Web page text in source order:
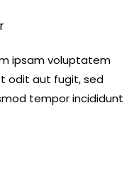
ipsam voluptatem
odit aut fugit, sed
tempor incididunt